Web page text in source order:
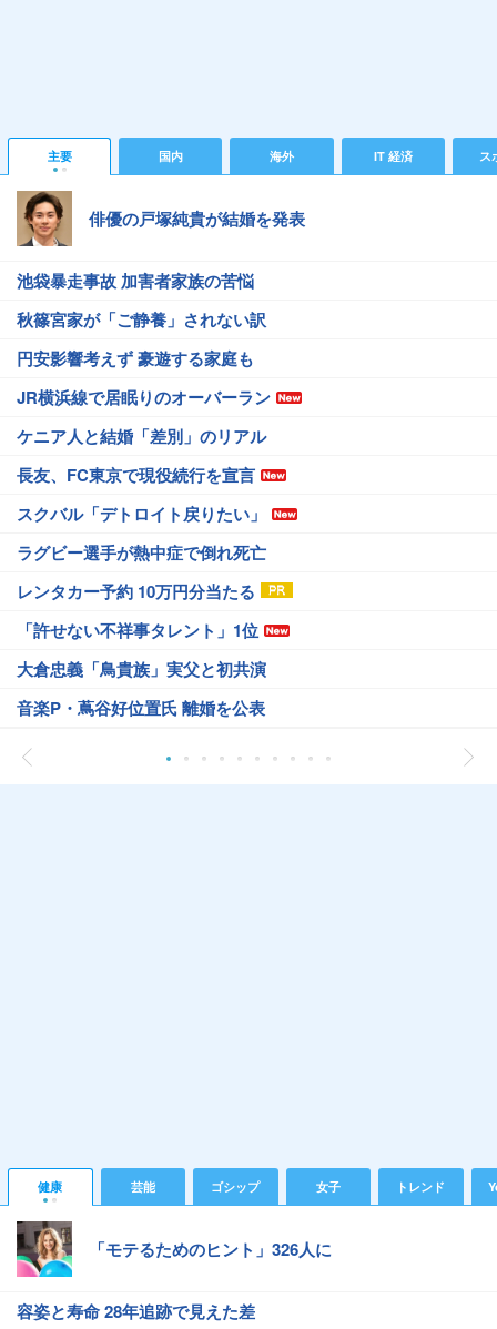
主要 国内 海外 IT 経済 ス
俳優の戸塚純貴が結婚を発表
池袋暴走事故 加害者家族の苦悩
秋篠宮家が「ご静養」されない訳
円安影響考えず 豪遊する家庭も
JR横浜線で居眠りのオーバーラン
ケニア人と結婚「差別」のリアル
長友、FC東京で現役続行を宣言
スクバル「デトロイト戻りたい」
ラグビー選手が熱中症で倒れ死亡
レンタカー予約 10万円分当たる
「許せない不祥事タレント」1位
大倉忠義「鳥貴族」実父と初共演
音楽P・蔦谷好位置氏 離婚を公表
健康 芸能 ゴシップ 女子 トレンド
「モテるためのヒント」326人に
容姿と寿命 28年追跡で見えた差